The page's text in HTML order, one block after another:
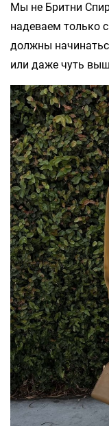
Мы не Бритни
надеваем только
должны
или даже чуть